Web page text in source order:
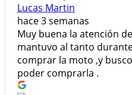
Lucas Martin
hace 3 semanas
Muy buena la atención
mantuvo al tanto
comprar la moto ,y
poder comprarla .